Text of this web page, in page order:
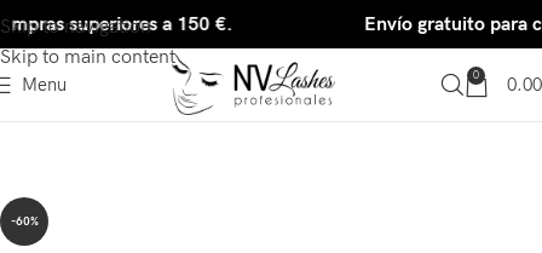
Skip to navigation
Skip to main content
superiores a 150 €. Envío gratuito para
Menu 0 0.00
-60%